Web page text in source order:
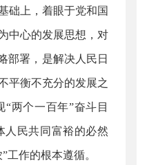
础上，着眼于党和国
中心的发展思想，对
部署，是解决人民日
平衡不充分的发展之
两个一百年”奋斗目
人民共同富裕的必然
工作的根本遵循。